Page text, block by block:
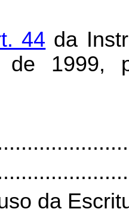
44 da
de 1999,
da